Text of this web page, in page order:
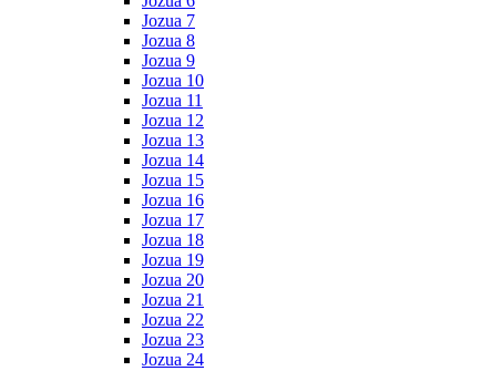
Jozua 7
Jozua 8
Jozua 9
Jozua 10
Jozua 11
Jozua 12
Jozua 13
Jozua 14
Jozua 15
Jozua 16
Jozua 17
Jozua 18
Jozua 19
Jozua 20
Jozua 21
Jozua 22
Jozua 23
Jozua 24